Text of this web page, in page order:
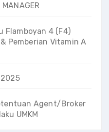
Flamboyan 4 (F4)
Pemberian Vitamin A
2025
Agent/Broker
UMKM